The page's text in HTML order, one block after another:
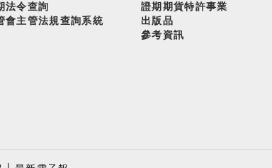
法令查詢
會主管法規查詢系統
證期期貨特許事業
出版品
參考資訊